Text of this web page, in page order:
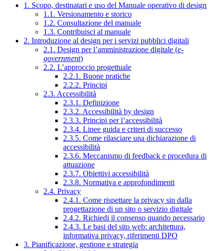
1. Scopo, destinatari e uso del Manuale operativo di design
1.1. Versionamento e storico
1.2. Consultazione del manuale
1.3. Contribuisci al manuale
2. Introduzione al design per i servizi pubblici digitali
2.1. Design per l’amministrazione digitale (e-
government)
2.2. L’approccio progettuale
2.2.1. Buone pratiche
2.2.2. Principi
2.3. Accessibilità
2.3.1. Definizione
2.3.2. Accessibilità by design
2.3.3. Principi per l’accessibilità
2.3.4. Linee guida e criteri di successo
2.3.5. Come rilasciare una dichiarazione di
accessibilità
2.3.6. Meccanismo di feedback e procedura di
attuazione
2.3.7. Obiettivi accessibilità
2.3.8. Normativa e approfondimenti
2.4. Privacy
2.4.1. Come rispettare la privacy sin dalla
progettazione di un sito o servizio digitale
2.4.2. Richiedi il consenso quando necessario
2.4.3. Le basi del sito web: architettura,
informativa privacy, riferimenti DPO
3. Pianificazione, gestione e strategia